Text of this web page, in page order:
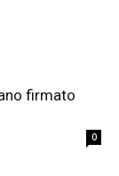
firmato
0